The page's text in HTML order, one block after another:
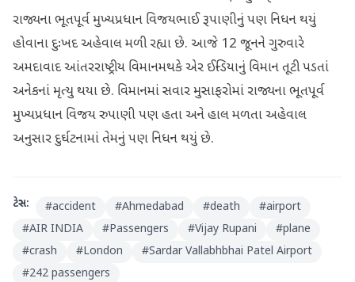
રાજ્યના ભૂતપૂર્વ મુખ્યપ્રધાન વિજયભાઈ રૂપાણીનું પણ નિધન થયું
હોવાના દુઃખદ અહેવાલ મળી રહ્યા છે. આજે 12 જૂનને ગુરુવારે
અમદાવાદ આંતરરાષ્ટ્રીય વિમાનમથકે એર ઈન્ડિયાનું વિમાન તૂટી પડતાં
અનેકનાં મૃત્યુ થયા છે. વિમાનમાં સવાર મુસાફરોમાં રાજ્યના ભૂતપૂર્વ
મુખ્યપ્રધાન વિજય રુપાણી પણ હતા અને હાલ મળતા અહેવાલ
અનુસાર દુર્ઘટનામાં તેમનું પણ નિધન થયું છે.
ટેગ્સ: #accident #Ahmedabad #death #airport
#AIR INDIA #Passengers #Vijay Rupani #plane
#crash #London #Sardar Vallabhbhai Patel Airport
#242 passengers